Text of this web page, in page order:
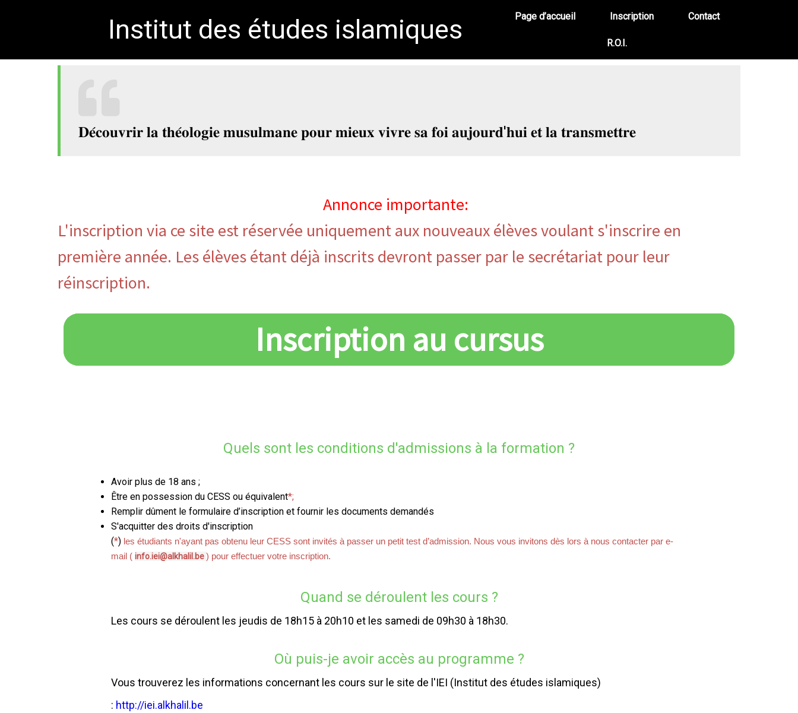
Institut des études islamiques Page d’accueil Inscription Contact
R.O.I.
𝐃𝐞́𝐜𝐨𝐮𝐯𝐫𝐢𝐫 𝐥𝐚 𝐭𝐡𝐞́𝐨𝐥𝐨𝐠𝐢𝐞 𝐦𝐮𝐬𝐮𝐥𝐦𝐚𝐧𝐞 𝐩𝐨𝐮𝐫 𝐦𝐢𝐞𝐮𝐱 𝐯𝐢𝐯𝐫𝐞 𝐬𝐚 𝐟𝐨𝐢 𝐚𝐮𝐣𝐨𝐮𝐫𝐝'𝐡𝐮𝐢 𝐞𝐭 𝐥𝐚 𝐭𝐫𝐚𝐧𝐬𝐦𝐞𝐭𝐭𝐫𝐞
Annonce importante:
L'inscription via ce site est réservée uniquement aux nouveaux élèves voulant s'inscrire en
première année. Les élèves étant déjà inscrits devront passer par le secrétariat pour leur
réinscription.
Inscription au cursus
Quels sont les conditions d'admissions à la formation ?
Avoir plus de 18 ans ;
Être en possession du CESS ou équivalent*;
Remplir dûment le formulaire d’inscription et fournir les documents demandés
S'acquitter des droits d'inscription
(*) les étudiants n'ayant pas obtenu leur CESS sont invités à passer un petit test d’admission. Nous vous invitons dès lors à nous contacter par e-
mail ( info.iei@alkhalil.be) pour effectuer votre inscription.
Quand se déroulent les cours ?
Les cours se déroulent les jeudis de 18h15 à 20h10 et les samedi de 09h30 à 18h30.
Où puis-je avoir accès au programme ?
Vous trouverez les informations concernant les cours sur le site de l'IEI (Institut des études islamiques)
: http://iei.alkhalil.be